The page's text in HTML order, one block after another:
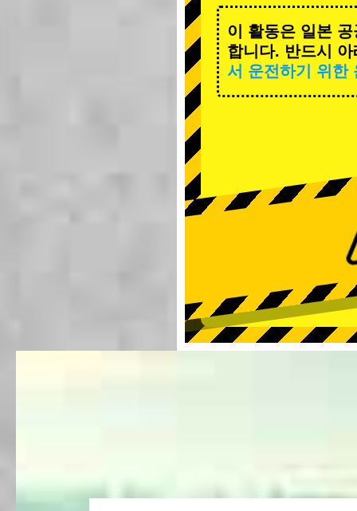
이 활동은 일본
합니다. 반드시
서 운전하기 위한